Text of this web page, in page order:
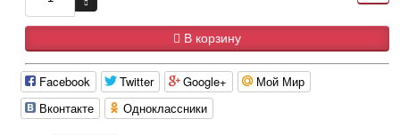
В корзину
Facebook Twitter Google+
Мой Мир
Вконтакте
Одноклассники